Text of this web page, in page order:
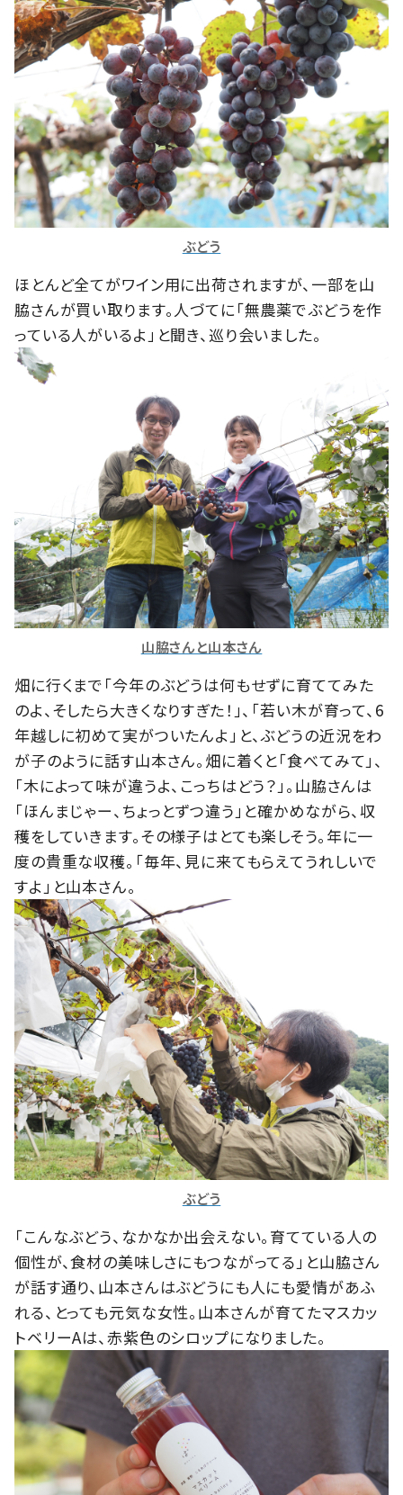
ぶどう
ほとんど全てがワイン用に出荷されますが、一部を山
脇さんが買い取ります。人づてに「無農薬でぶどうを作
っている人がいるよ」と聞き、巡り会いました。
山脇さんと山本さん
畑に行くまで「今年のぶどうは何もせずに育ててみた
のよ、そしたら大きくなりすぎた！」、「若い木が育って、6
年越しに初めて実がついたんよ」と、ぶどうの近況をわ
が子のように話す山本さん。畑に着くと「食べてみて」、
「木によって味が違うよ、こっちはどう？」。山脇さんは
「ほんまじゃー、ちょっとずつ違う」と確かめながら、収
穫をしていきます。その様子はとても楽しそう。年に一
度の貴重な収穫。「毎年、見に来てもらえてうれしいで
すよ」と山本さん。
ぶどう
「こんなぶどう、なかなか出会えない。育てている人の
個性が、食材の美味しさにもつながってる」と山脇さん
が話す通り、山本さんはぶどうにも人にも愛情があふ
れる、とっても元気な女性。山本さんが育てたマスカッ
トベリーAは、赤紫色のシロップになりました。